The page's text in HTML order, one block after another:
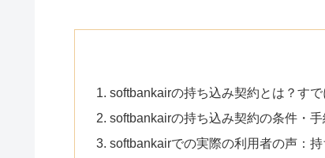
softbankairの持ち込み契約とは？す
softbankairの持ち込み契約の条件・
softbankairでの実際の利用者の声：